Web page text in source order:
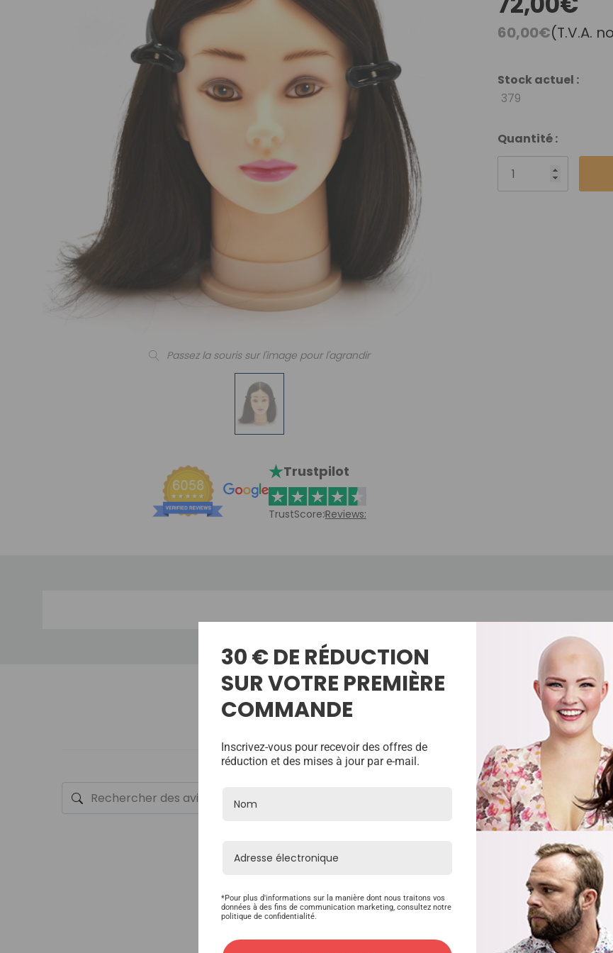
Vidéothèque
Nuancier Pour La
Couleur
Passez la souris sur l'image pour l'agrandir
Trustpilot
TrustScore:Reviews:
60,00€(T.V.A.
Stock actuel :
379
Quantité :
Produits Connexes
30 € DE RÉDUCTION
SUR VOTRE PREMIÈRE
COMMANDE
Inscrivez-vous pour recevoir des offres de
réduction et des mises à jour par e-mail.
*Pour plus d'informations sur la manière dont nous traitons vos
données à des fins de communication marketing, consultez notre
politique de confidentialité.